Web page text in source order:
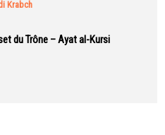
Krabch
du Trône – Ayat al-Kursi